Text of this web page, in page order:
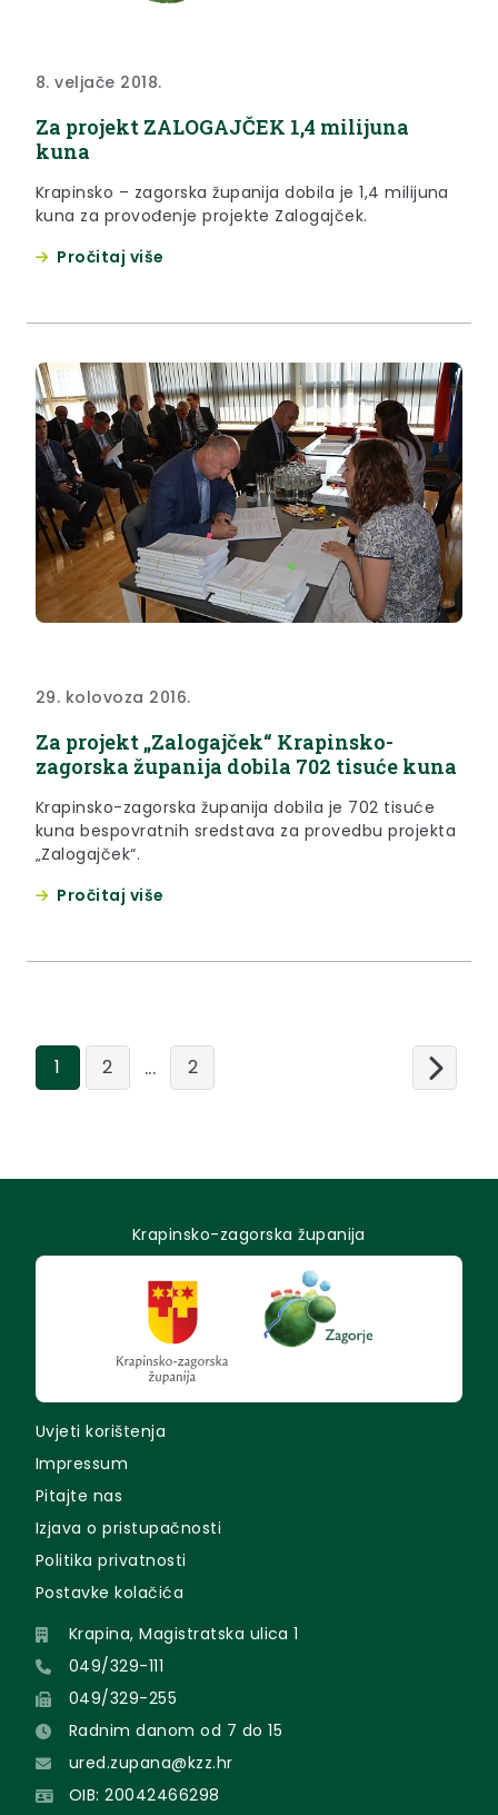
8. veljače 2018.
Za projekt ZALOGAJČEK 1,4 milijuna
kuna
Krapinsko – zagorska županija dobila je 1,4 milijuna
kuna za provođenje projekte Zalogajček.
Pročitaj više
29. kolovoza 2016.
Za projekt „Zalogajček“ Krapinsko-
zagorska županija dobila 702 tisuće kuna
Krapinsko-zagorska županija dobila je 702 tisuće
kuna bespovratnih sredstava za provedbu projekta
„Zalogajček“.
Pročitaj više
1 2 ... 2
Krapinsko-zagorska županija
Uvjeti korištenja
Impressum
Pitajte nas
Izjava o pristupačnosti
Politika privatnosti
Postavke kolačića
Krapina, Magistratska ulica 1
049/329-111
049/329-255
Radnim danom od 7 do 15
ured.zupana@kzz.hr
OIB: 20042466298